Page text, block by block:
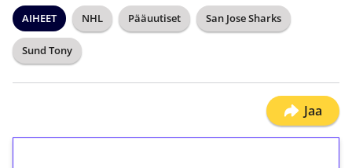
AIHEET NHL Pääuutiset San Jose Sharks
Sund Tony
Jaa